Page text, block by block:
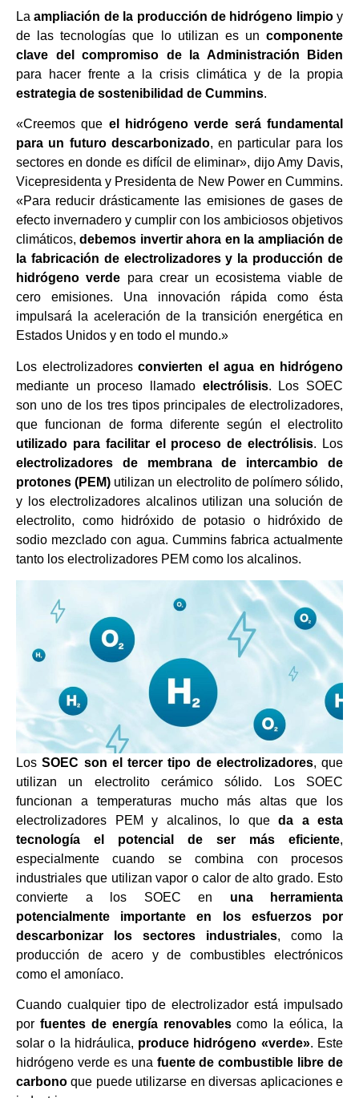
La ampliación de la producción de hidrógeno limpioy
de las tecnologías que lo utilizan es un componente
clave del compromiso de la Administración Biden
para hacer frente a la crisis climática y de la propia
estrategia de sostenibilidad de Cummins.
«Creemos que el hidrógeno verde será fundamental
para un futuro descarbonizado, en particular para los
sectores en donde es difícil de eliminar», dijo Amy Davis,
Vicepresidenta y Presidenta de New Power en Cummins.
«Para reducir drásticamente las emisiones de gases de
efecto invernadero y cumplir con los ambiciosos objetivos
climáticos,debemos invertir ahora en la ampliación de
la fabricación de electrolizadores y la producción de
hidrógeno verde para crear un ecosistema viable de
cero emisiones. Una innovación rápida como ésta
impulsará la aceleración de la transición energética en
Estados Unidos y en todo el mundo.»
Los electrolizadores convierten el agua en hidrógeno
mediante un proceso llamado electrólisis. Los SOEC
son uno de los tres tipos principales de electrolizadores,
que funcionan de forma diferente según el electrolito
utilizado para facilitar el proceso de electrólisis. Los
electrolizadores de membrana de intercambio de
protones (PEM) utilizan un electrolito de polímero sólido,
y los electrolizadores alcalinos utilizan una solución de
electrolito, como hidróxido de potasio o hidróxido de
sodio mezclado con agua. Cummins fabrica actualmente
tanto los electrolizadores PEM como los alcalinos.
Los SOEC son el tercer tipo de electrolizadores, que
utilizan un electrolito cerámico sólido. Los SOEC
funcionan a temperaturas mucho más altas que los
electrolizadores PEM y alcalinos, lo que da a esta
tecnología el potencial de ser más eficiente,
especialmente cuando se combina con procesos
industriales que utilizan vapor o calor de alto grado. Esto
convierte a los SOEC en una herramienta
potencialmente importante en los esfuerzos por
descarbonizar los sectores industriales, como la
producción de acero y de combustibles electrónicos
como el amoníaco.
Cuando cualquier tipo de electrolizador está impulsado
por fuentes de energía renovablescomo la eólica, la
solar o la hidráulica, produce hidrógeno «verde». Este
hidrógeno verde es una fuente de combustible libre de
carbono que puede utilizarse en diversas aplicaciones e